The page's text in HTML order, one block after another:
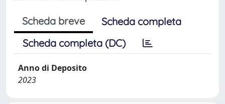
Scheda breve
Scheda completa
Scheda completa (DC)
Anno di Deposito
2023